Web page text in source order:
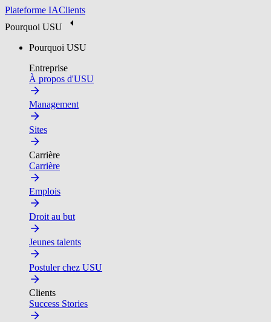
Plateforme IAClients
Pourquoi USU
Pourquoi USU
Entreprise
À propos d'USU
Management
Sites
Carrière
Carrière
Emplois
Droit au but
Jeunes talents
Postuler chez USU
Clients
Success Stories